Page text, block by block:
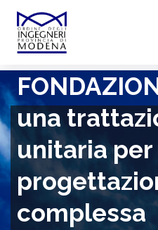
una
unitaria per
complessa